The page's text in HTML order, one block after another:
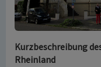
Kurzbeschreibung
Rheinland